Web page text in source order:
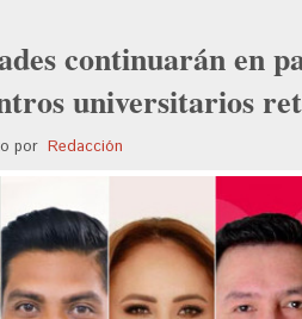
continuarán en
universitarios
por Redacción